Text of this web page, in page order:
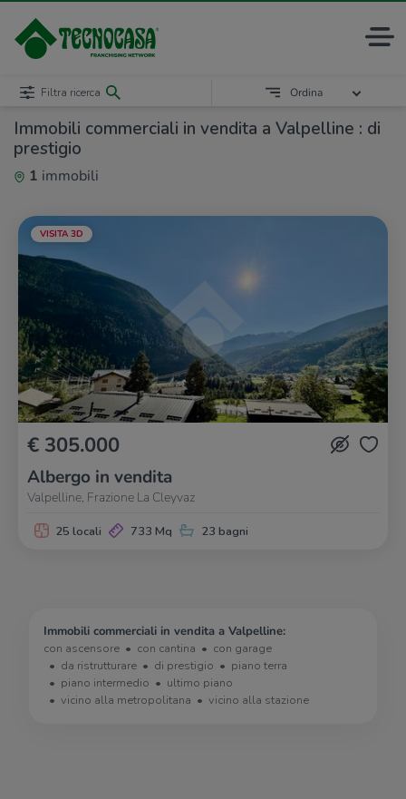
Immobili commerciali in vendita a Valpelline : di
prestigio
1 immobili
Filtra ricerca Ordina
VISITA 3D
€ 305.000
Albergo in vendita
Valpelline, Frazione La Cleyvaz
25 locali 733 Mq 23 bagni
Immobili commerciali in vendita a Valpelline:
con ascensore
con cantina
con garage
da ristrutturare
di prestigio
piano terra
piano intermedio
ultimo piano
vicino alla metropolitana
vicino alla stazione